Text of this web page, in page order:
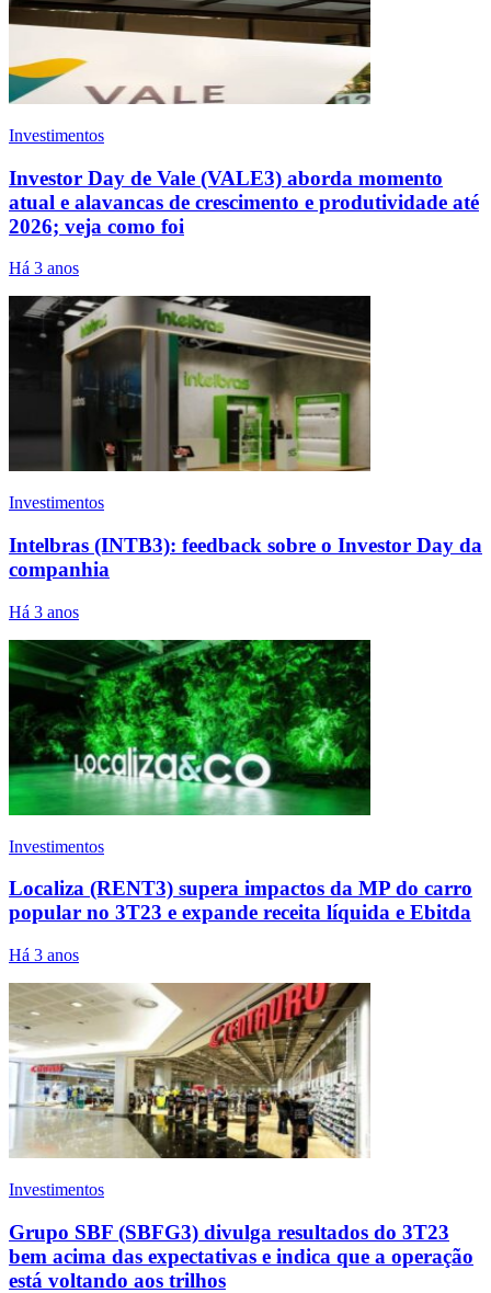
Investimentos
Investor Day de Vale (VALE3) aborda momento
atual e alavancas de crescimento e produtividade até
2026; veja como foi
Há 3 anos
Investimentos
Intelbras (INTB3): feedback sobre o Investor Day da
companhia
Há 3 anos
Investimentos
Localiza (RENT3) supera impactos da MP do carro
popular no 3T23 e expande receita líquida e Ebitda
Há 3 anos
Investimentos
Grupo SBF (SBFG3) divulga resultados do 3T23
bem acima das expectativas e indica que a operação
está voltando aos trilhos